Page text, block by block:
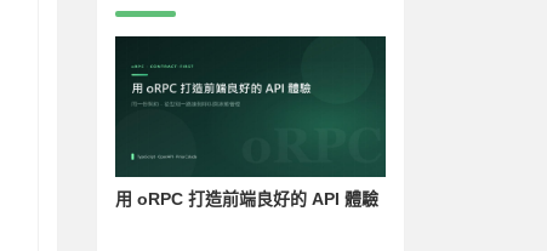
用 oRPC 打造前端良好的 API 體驗